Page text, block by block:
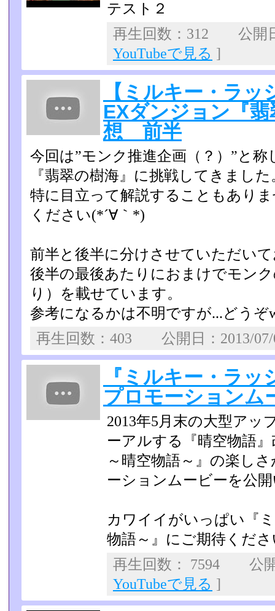
テスト２
再生回数：312 公開
YouTubeで見る ]
【ミルキー・ラ
EXダンジョン『
想 前半
今回は”モンク推進企画（？）”と
『翡翠の樹海』に挑戦してきました
特に目立って解説することもあり
ください(*´∀｀*)
前半と後半に分けさせていただい
後半の最後あたりにおまけでモン
り）を載せています。
参考になるかは不明ですが...どうぞ
再生回数：403 公開日：
『ミルキー・ラ
プロモーションム
2013年5月末の大型アッ
ーアルする『晴空物語
～晴空物語～』の楽し
ーションムービーを­公
カワイイがいっぱい『
物語～』にご期待くだ
再生回数： 7594 公
YouTubeで見る ]